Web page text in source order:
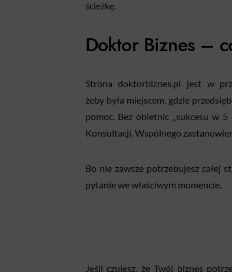
ścieżkę.
Doktor Biznes –
Strona doktorbiznes.pl jest w
żeby była miejscem, gdzie
pomoc. Bez obietnic „sukcesu w
Konsultacji. Wspólnego
Bo nie zawsze potrzebujesz całej
pytanie we właściwym momencie.
Jeśli czujesz, że Twój biznes